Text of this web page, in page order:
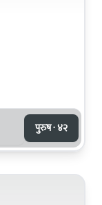
पुरुष · ४२